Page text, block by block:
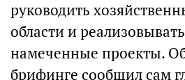
руководить
области и
намеченные проекты.
брифинге сообщил сам